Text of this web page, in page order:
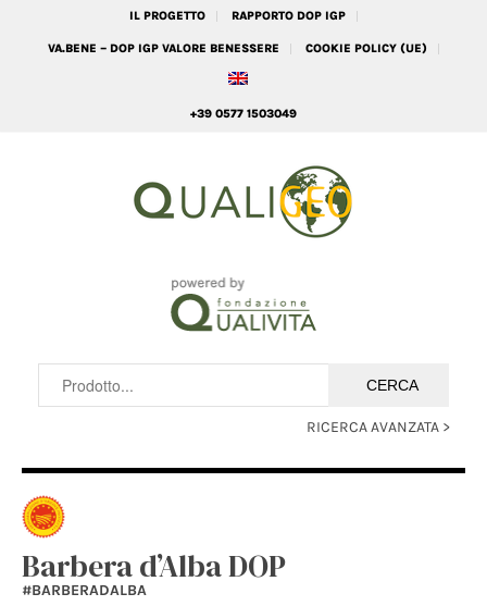
IL PROGETTO RAPPORTO DOP IGP
VA.BENE – DOP IGP VALORE BENESSERE COOKIE POLICY (UE)
+39 0577 1503049
RICERCA AVANZATA >
Barbera d’Alba DOP
#BARBERADALBA